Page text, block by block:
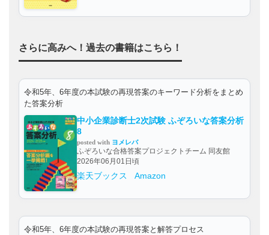
さらに高みへ！過去の書籍はこちら！
令和5年、6年度の本試験の再現答案のキーワード分析をまとめ
た答案分析
中小企業診断士2次試験 ふぞろいな答案分析
8
posted with ヨメレバ
ふぞろいな合格答案プロジェクトチーム 同友館
2026年06月01日頃
楽天ブックス Amazon
令和5年、6年度の本試験の再現答案と解答プロセス